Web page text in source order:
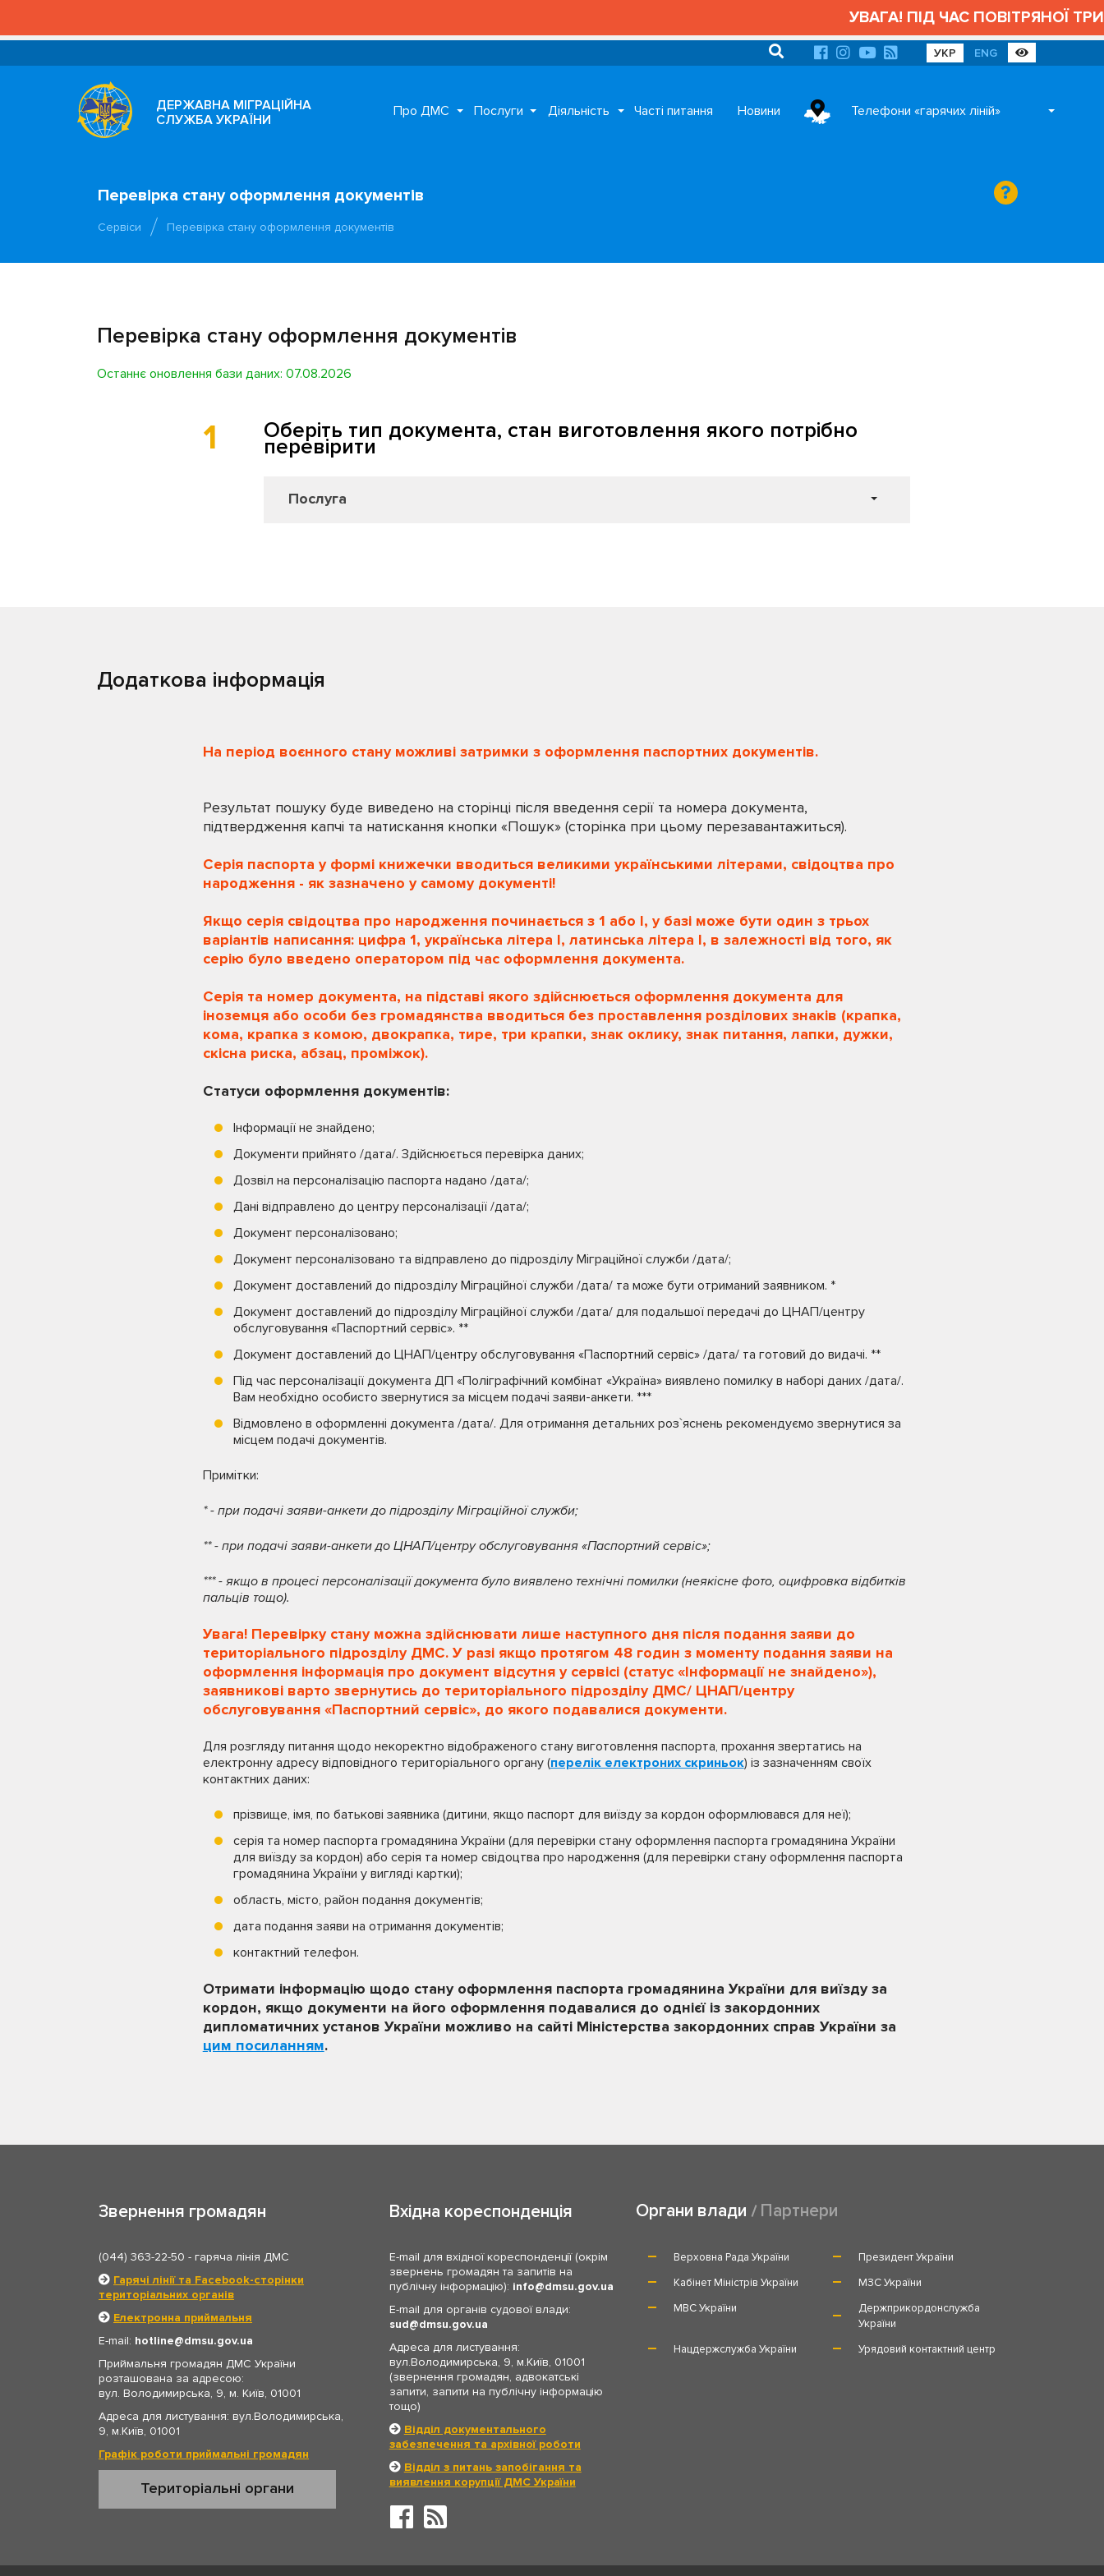
УВАГА! ПІД ЧАС ПОВІТРЯНОЇ
УКР ENG
ДЕРЖАВНА МІГРАЦІЙНА
СЛУЖБА УКРАЇНИ
Про ДМС Послуги Діяльність Часті питання Новини Телефони «гарячих ліній»
Перевірка стану оформлення документів
Сервіси Перевірка стану оформлення документів
Перевірка стану оформлення документів
Останнє оновлення бази даних: 07.08.2026
1 Оберіть тип документа, стан виготовлення якого потрібно
перевірити
Послуга
Додаткова інформація
На період воєнного стану можливі затримки з оформлення паспортних документів.
Результат пошуку буде виведено на сторінці після введення серії та номера документа,
підтвердження капчі та натискання кнопки «Пошук» (сторінка при цьому перезавантажиться).
Серія паспорта у формі книжечки вводиться великими українськими літерами, свідоцтва про
народження - як зазначено у самому документі!
Якщо серія свідоцтва про народження починається з 1 або І, у базі може бути один з трьох
варіантів написання: цифра 1, українська літера І, латинська літера I, в залежності від того, як
серію було введено оператором під час оформлення документа.
Серія та номер документа, на підставі якого здійснюється оформлення документа для
іноземця або особи без громадянства вводиться без проставлення розділових знаків (крапка,
кома, крапка з комою, двокрапка, тире, три крапки, знак оклику, знак питання, лапки, дужки,
скісна риска, абзац, проміжок).
Статуси оформлення документів:
Інформації не знайдено;
Документи прийнято /дата/. Здійснюється перевірка даних;
Дозвіл на персоналізацію паспорта надано /дата/;
Дані відправлено до центру персоналізації /дата/;
Документ персоналізовано;
Документ персоналізовано та відправлено до підрозділу Міграційної служби /дата/;
Документ доставлений до підрозділу Міграційної служби /дата/ та може бути отриманий заявником. *
Документ доставлений до підрозділу Міграційної служби /дата/ для подальшої передачі до ЦНАП/центру
обслуговування «Паспортний сервіс». **
Документ доставлений до ЦНАП/центру обслуговування «Паспортний сервіс» /дата/ та готовий до видачі. **
Під час персоналізації документа ДП «Поліграфічний комбінат «Україна» виявлено помилку в наборі даних /дата/.
Вам необхідно особисто звернутися за місцем подачі заяви-анкети. ***
Відмовлено в оформленні документа /дата/. Для отримання детальних роз`яснень рекомендуємо звернутися за
місцем подачі документів.
Примітки:
* - при подачі заяви-анкети до підрозділу Міграційної служби;
** - при подачі заяви-анкети до ЦНАП/центру обслуговування «Паспортний сервіс»;
*** - якщо в процесі персоналізації документа було виявлено технічні помилки (неякісне фото, оцифровка відбитків
пальців тощо).
Увага! Перевірку стану можна здійснювати лише наступного дня після подання заяви до
територіального підрозділу ДМС. У разі якщо протягом 48 годин з моменту подання заяви на
оформлення інформація про документ відсутня у сервісі (статус «Інформації не знайдено»),
заявникові варто звернутись до територіального підрозділу ДМС/ ЦНАП/центру
обслуговування «Паспортний сервіс», до якого подавалися документи.
Для розгляду питання щодо некоректно відображеного стану виготовлення паспорта, прохання звертатись на
електронну адресу відповідного територіального органу (перелік електроних скриньок) із зазначенням своїх
контактних даних:
прізвище, імя, по батькові заявника (дитини, якщо паспорт для виїзду за кордон оформлювався для неї);
серія та номер паспорта громадянина України (для перевірки стану оформлення паспорта громадянина України
для виїзду за кордон) або серія та номер свідоцтва про народження (для перевірки стану оформлення паспорта
громадянина України у вигляді картки);
область, місто, район подання документів;
дата подання заяви на отримання документів;
контактний телефон.
Отримати інформацію щодо стану оформлення паспорта громадянина України для виїзду за
кордон, якщо документи на його оформлення подавалися до однієї із закордонних
дипломатичних установ України можливо на сайті Міністерства закордонних справ України за
цим посиланням.
Звернення громадян
(044) 363-22-50 - гаряча лінія ДМС
Гарячі лінії та Facebook-сторінки
територіальних органів
Електронна приймальня
E-mail: hotline
dmsu.gov.ua
Приймальня громадян ДМС України
розташована за адресою:
вул. Володимирська, 9, м. Київ, 01001
Адреса для листування: вул.Володимирська,
9, м.Київ, 01001
Графік роботи приймальні громадян
Територіальні органи
Вхідна кореспонденція
E-mail для вхідної кореспонденції (окрім
звернень громадян та запитів на
публічну інформацію): info
dmsu.gov.ua
E-mail для органів судової влади:
sud
dmsu.gov.ua
Адреса для листування:
вул.Володимирська, 9, м.Київ, 01001
(звернення громадян, адвокатські
запити, запити на публічну інформацію
тощо)
Відділ документального
забезпечення та архівної роботи
Відділ з питань запобігання та
виявлення корупції ДМС України
Органи влади Партнери
Верховна Рада України
Президент України
Кабінет Міністрів України
МЗС України
МВС України
Держприкордонслужба
України
Нацдержслужба України
Урядовий контактний центр